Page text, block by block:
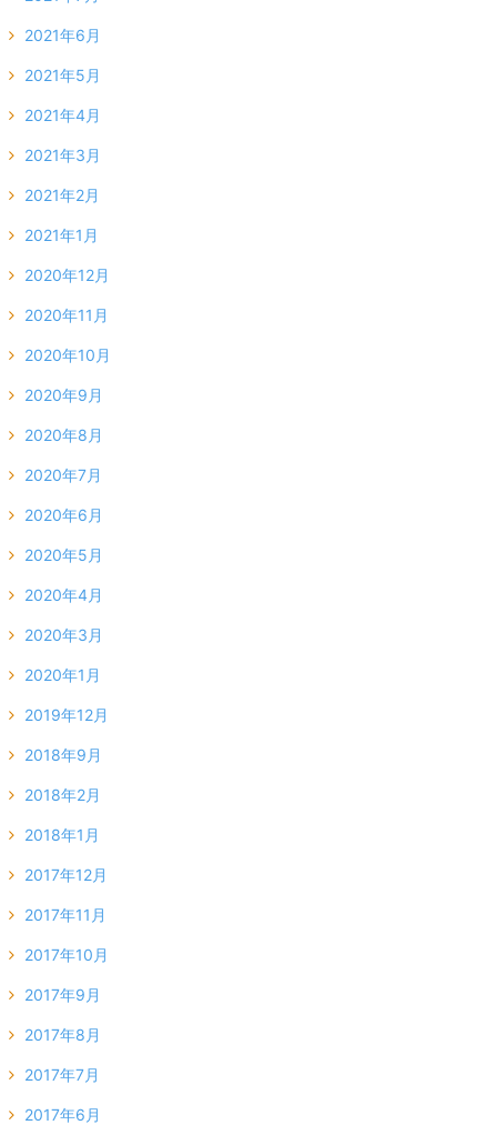
2021年6月
2021年5月
2021年4月
2021年3月
2021年2月
2021年1月
2020年12月
2020年11月
2020年10月
2020年9月
2020年8月
2020年7月
2020年6月
2020年5月
2020年4月
2020年3月
2020年1月
2019年12月
2018年9月
2018年2月
2018年1月
2017年12月
2017年11月
2017年10月
2017年9月
2017年8月
2017年7月
2017年6月